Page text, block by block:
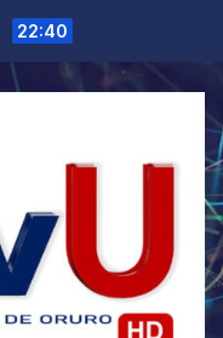
22:40